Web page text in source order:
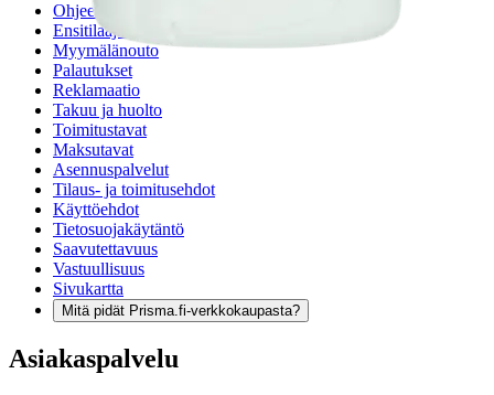
Ohjeet
Ensitilaajan pikaopas
Myymälänouto
Palautukset
Reklamaatio
Takuu ja huolto
Toimitustavat
Maksutavat
Asennuspalvelut
Tilaus- ja toimitusehdot
Käyttöehdot
Tietosuojakäytäntö
Saavutettavuus
Vastuullisuus
Sivukartta
Mitä pidät Prisma.fi-verkkokaupasta?
Asiakaspalvelu